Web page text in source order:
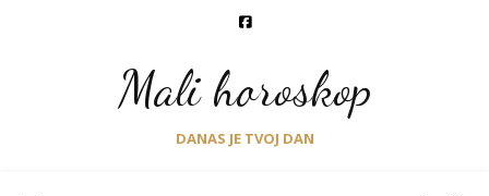
Mali horoskop
DANAS JE TVOJ DAN